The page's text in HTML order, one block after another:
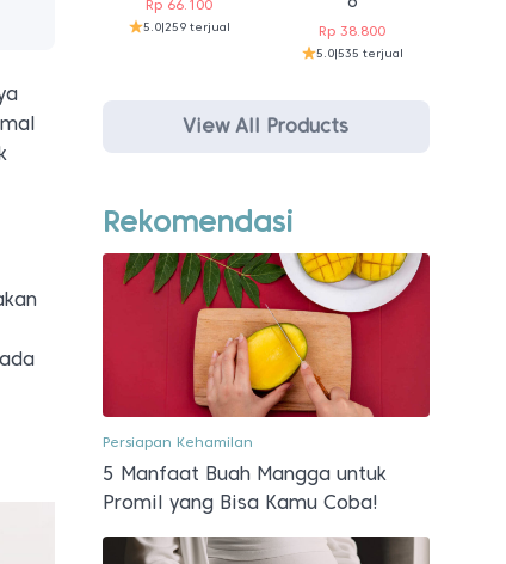
Rp 66.100
5.0|259 terjual Rp 38.800
5.0|535 terjual
View All Products
Rekomendasi
Persiapan Kehamilan
5 Manfaat Buah Mangga untuk
Promil yang Bisa Kamu Coba!